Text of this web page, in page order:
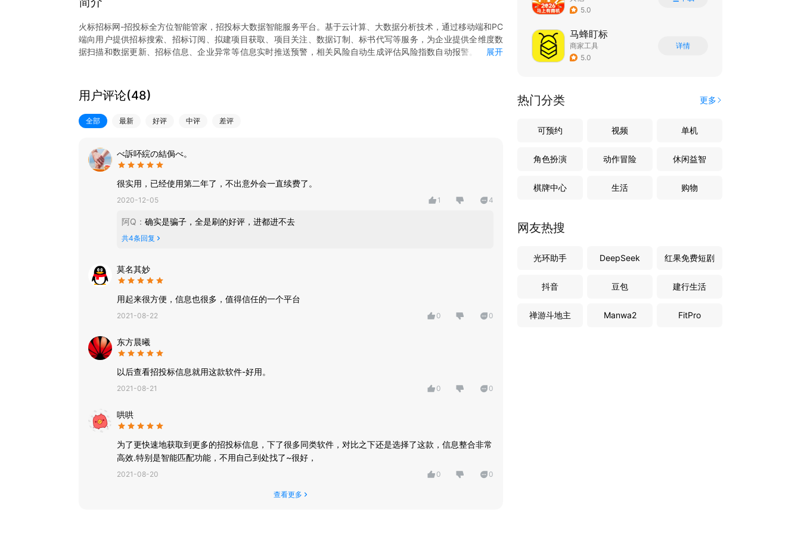
火标招标网-招投标全方位智能管家，招投标大数据智能服务平台。基于云计算、大数据分析技术，通过移动端和PC
端向用户提供招标搜索、招标订阅、拟建项目获取、项目关注、数据订制、标书代写等服务，为企业提供全维度数
据扫描和数据更新、招标信息、企业异常等信息实时推送预警，相关风险自动生成评估风险指数自动报警。实时为
【产品概述】
火标网利用AI人工智能、大数据技术及风控预警系统，为招投标行业提供全方位一站式服务。集招标采购信息查
标书代写等服务。并将繁杂庞大的招标采购信息、企业人员信息、商业舆情信息、各类异常风险数据进行关联梳
理，让用户对招投标整个流程各模块清晰透明。
【产品特色】
1、招标推送：全国招标信息随心订阅，随时随地即时推送，定制招标项目批量导出。
3、人脉拓展：中标单位及项目单位联系方式进一步掌握。上下游企业的汇总、筛选等业务发展。
4、项目追踪：招标讯息从拟在建-招标公告-中标候选-中标公告，招标全流程实时追踪，页面集中展示，招标动态
5、企业雷达：企业信息、经营异常信息、司法风险等信息实时追踪，充分了解企业任何异动。
6、人员资质：工程资质证书人员接手项目实时追踪，历史接手项目深度挖掘。
8、异常提醒：招标项目、企业信息、人员信息，任何异常实时监控、系统智能判定，实时推送提醒。
单位使用过程中遇到的问题和困难。
10、数据订制：灵活全面的把握业务发展趋势，一键提交，满足会员单位的数据需求
【产品介绍】
标等招投标数据服务，且通过1亿+的企业数据对竟争对手进行监测。
平台提供信息类型有：招标公告、预审公告、招标公示、采购公告、采购预告、中标结果、中标联系方式、出让公
告、出让公示、物资采购、企业信息、人员资质、建造师资质、建筑资质、企业资质、采购网、招标代理机构业绩
查询数据订制以及标书代写服务等。
【招标项目】
招标采购项目涵盖20大行业，日更100000+条招标采购公告、拟在建采购预告、中标公告；覆盖全国包括各级政
展开
用户评论(48)
全部 最新 好评 中评 差评
べ訴吥綄の結侷べ。
很实用，已经使用第二年了，不出意外会一直续费了。
2020-12-05 1 4
阿Q ： 确实是骗子，全是刷的好评，进都进不去
共4条回复
莫名其妙
用起来很方便，信息也很多，值得信任的一个平台
2021-08-22 0 0
东方晨曦
以后查看招投标信息就用这款软件-好用。
2021-08-21 0 0
哄哄
为了更快速地获取到更多的招投标信息，下了很多同类软件，对比之下还是选择了这款，信息整合非常
高效.特别是智能匹配功能，不用自己到处找了~很好，
2021-08-20 0 0
查看更多
5.0
马蜂盯标
商家工具
5.0
详情
热门分类 更多
可预约 视频 单机
角色扮演 动作冒险 休闲益智
棋牌中心 生活 购物
网友热搜
光环助手 DeepSeek 红果免费短剧
抖音 豆包 建行生活
禅游斗地主 Manwa2 FitPro